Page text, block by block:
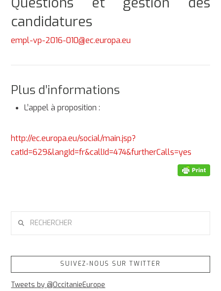
candidatures
empl-vp-2016-010@ec.europa.eu
Plus d’informations
L’appel à proposition :
http://ec.europa.eu/social/main.jsp?
catId=629&langId=fr&callId=474&furtherCalls=yes
SUIVEZ-NOUS SUR TWITTER
Tweets by @OccitanieEurope